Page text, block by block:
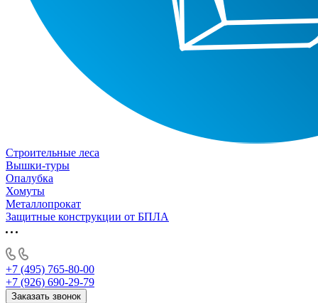
Строительные леса
Вышки-туры
Опалубка
Хомуты
Металлопрокат
Защитные конструкции от БПЛА
+7 (495) 765-80-00
+7 (926) 690-29-79
Заказать звонок